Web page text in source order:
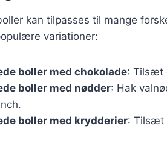
kan tilpasses til mange
variationer:
boller med chokolade: Tilsæt
boller med nødder: Hak
boller med krydderier: Tilsæt